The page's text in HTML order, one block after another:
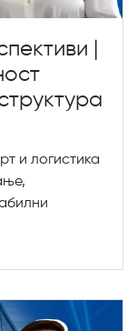
|
и логистика